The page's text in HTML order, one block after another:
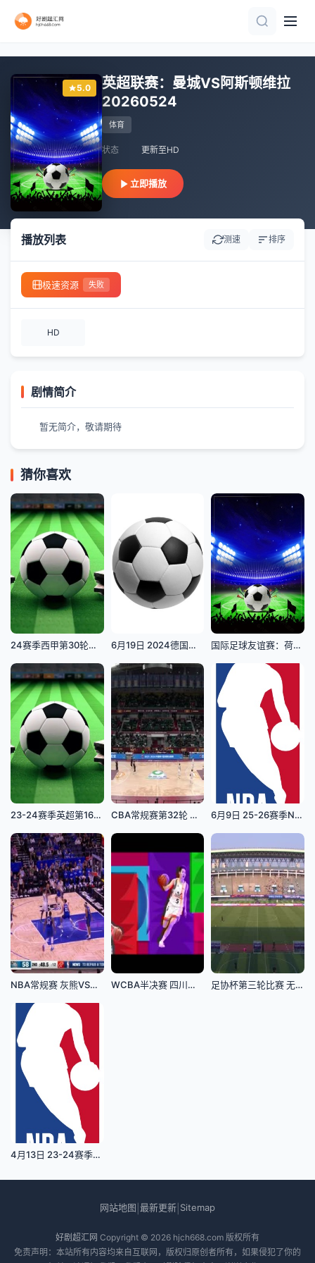
5.0
英超联赛：曼城VS阿斯顿维拉
20260524
体育
状态 更新至HD
立即播放
播放列表 测速 排序
极速资源 失败
HD
剧情简介
暂无简介，敬请期待
猜你喜欢
正片
24赛季西甲第30轮：加的斯vs格拉纳
更新HD
6月19日 2024德国欧洲杯小组赛 土耳其VS格鲁吉亚
更新至HD
国际足球友谊赛：荷兰VS阿尔及利亚20260604
正片
23-24赛季英超第16轮：托特纳姆热刺vs纽卡斯尔联
HD
CBA常规赛第32轮 山西汾酒VS九台农商银行 20240119(刘圳展)
HD
6月9日 25-26赛季NBA总决赛 马刺VS尼克斯
HD
NBA常规赛 灰熊VS魔术 20240331
HD
WCBA半决赛 四川蜀道远达VS山西竹叶青酒 20250325
HD
足协杯第三轮比赛 无锡吴钩VS上海申花 20250521
HD
4月13日 23-24赛季NBA常规赛 湖人VS灰熊
网站地图 最新更新 Sitemap
好剧超汇网 Copyright © 2026 hjch668.com 版权所有
免责声明：本站所有内容均来自互联网，版权归原创者所有，如果侵犯了你的